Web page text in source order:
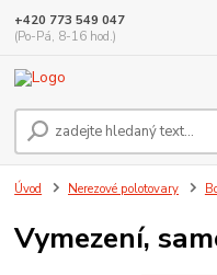
+420 773 549 047
(Po-Pá, 8-16 hod.)
Úvod Nerezové polotovary
Vymezení,